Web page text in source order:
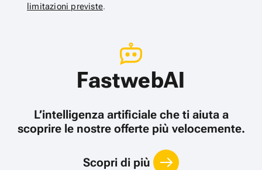
limitazioni previste.
FastwebAI
L’intelligenza artificiale che ti aiuta a
scoprire le nostre offerte più velocemente.
Scopri di più